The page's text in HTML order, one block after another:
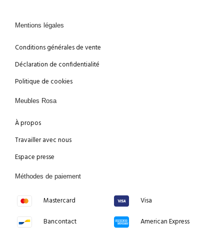
Mentions légales
Conditions générales de vente
Déclaration de confidentialité
Politique de cookies
Meubles Rosa
À propos
Travailler avec nous
Espace presse
Méthodes de paiement
Mastercard
Bancontact
Visa
American Express